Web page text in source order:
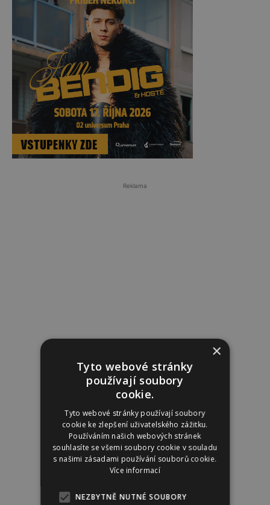
Reklama
×
Tyto webové stránky
používají soubory
cookie.
Tyto webové stránky používají soubory
cookie ke zlepšení uživatelského zážitku.
Používáním našich webových stránek
souhlasíte se všemi soubory cookie v souladu
s našimi zásadami používání souborů cookie.
Více informací
NEZBYTNĚ NUTNÉ SOUBORY